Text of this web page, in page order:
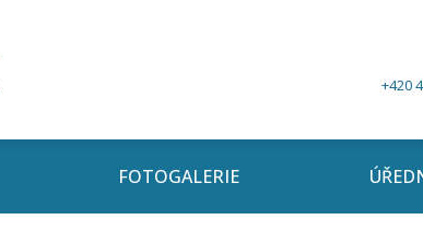
+420
FOTOGALERIE